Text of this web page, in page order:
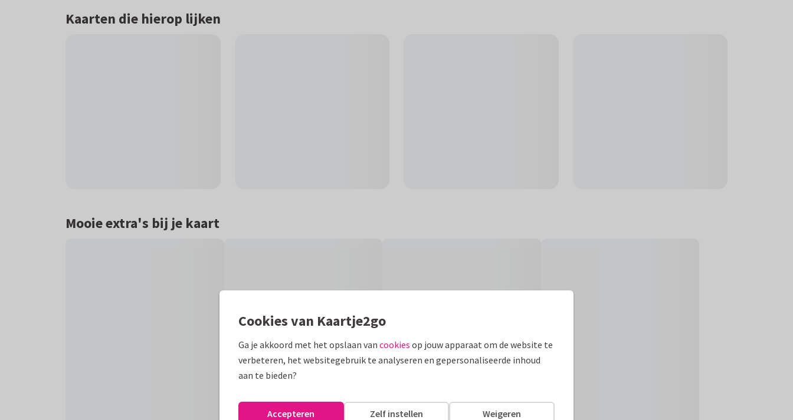
Kaarten die hierop lijken
Mooie extra's bij je kaart
Cookies van Kaartje2go
Ga je akkoord met het opslaan van cookies op jouw apparaat om de website te
verbeteren, het websitegebruik te analyseren en gepersonaliseerde inhoud
aan te bieden?
Weigeren
Zelf instellen
Accepteren